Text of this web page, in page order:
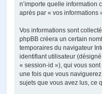
n’importe quelle information
après par « vos informations
Vos informations sont
phpBB créera un certain
temporaires du navigateur
identifiant utilisateur
« session-id »), qui vous
une fois que vous
sujets que vous avez lus, ce